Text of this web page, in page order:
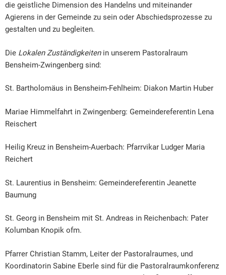
die geistliche Dimension des Handelns und miteinander
Agierens in der Gemeinde zu sein oder Abschiedsprozesse zu
gestalten und zu begleiten.
Die Lokalen Zuständigkeitenin unserem Pastoralraum
Bensheim-Zwingenberg sind:
St. Bartholomäus in Bensheim-Fehlheim: Diakon Martin Huber
Mariae Himmelfahrt in Zwingenberg: Gemeindereferentin Lena
Reischert
Heilig Kreuz in Bensheim-Auerbach: Pfarrvikar Ludger Maria
Reichert
St. Laurentius in Bensheim: Gemeindereferentin Jeanette
Baumung
St. Georg in Bensheim mit St. Andreas in Reichenbach: Pater
Kolumban Knopik ofm.
Pfarrer Christian Stamm, Leiter der Pastoralraumes, und
Koordinatorin Sabine Eberle sind für die Pastoralraumkonferenz